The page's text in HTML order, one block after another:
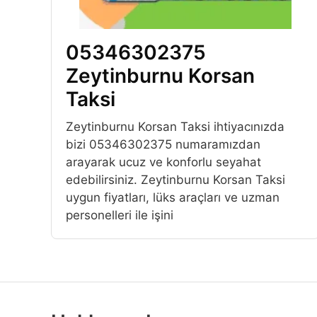
05346302375
Zeytinburnu Korsan
Taksi
Zeytinburnu Korsan Taksi ihtiyacınızda
bizi 05346302375 numaramızdan
arayarak ucuz ve konforlu seyahat
edebilirsiniz. Zeytinburnu Korsan Taksi
uygun fiyatları, lüks araçları ve uzman
personelleri ile işini